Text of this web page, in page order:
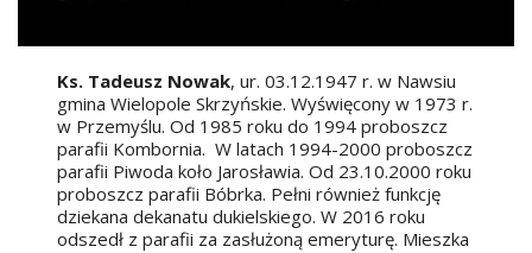
Ks. Tadeusz Nowak, ur. 03.12.1947 r. w Nawsiu
gmina Wielopole Skrzyńskie. Wyświęcony w 1973 r.
w Przemyślu. Od 1985 roku do 1994 proboszcz
parafii Kombornia. W latach 1994-2000 proboszcz
parafii Piwoda koło Jarosławia. Od 23.10.2000 roku
proboszcz parafii Bóbrka. Pełni również funkcję
dziekana dekanatu dukielskiego. W 2016 roku
odszedł z parafii za zasłużoną emeryturę. Mieszka